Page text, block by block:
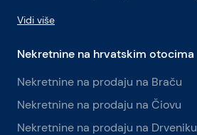
Vidi više
Nekretnine na hrvatskim otocima
Nekretnine na prodaju na Braču
Nekretnine na prodaju na Čiovu
Nekretnine na prodaju na Drveniku